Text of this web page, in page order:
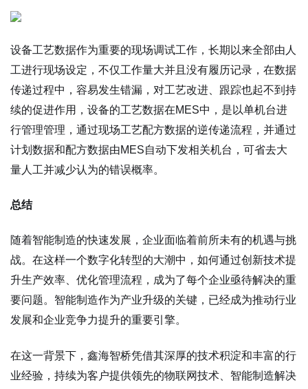
设备工艺数据作为重要的现场调试工作，长期以来全部由人
工进行现场设定，不仅工作量大并且没有履历记录，在数据
传递过程中，容易发生错漏，对工艺改进、跟踪也起不到持
续的促进作用，设备的工艺数据在MES中，是以单机台进
行管理管理，通过现场工艺配方数据的逆传递流程，并通过
计划数据和配方数据由MES自动下发相关机台，可省去大
量人工并减少认为的错误概率。
总结
随着智能制造的快速发展，企业面临着前所未有的机遇与挑
战。在这样一个数字化转型的大潮中，如何通过创新技术提
升生产效率、优化管理流程，成为了每个企业亟待解决的重
要问题。智能制造作为产业升级的关键，已经成为推动行业
发展和企业竞争力提升的重要引擎。
在这一背景下，鑫海智桥凭借其深厚的技术积淀和丰富的行
业经验，持续为客户提供领先的物联网技术、智能制造解决